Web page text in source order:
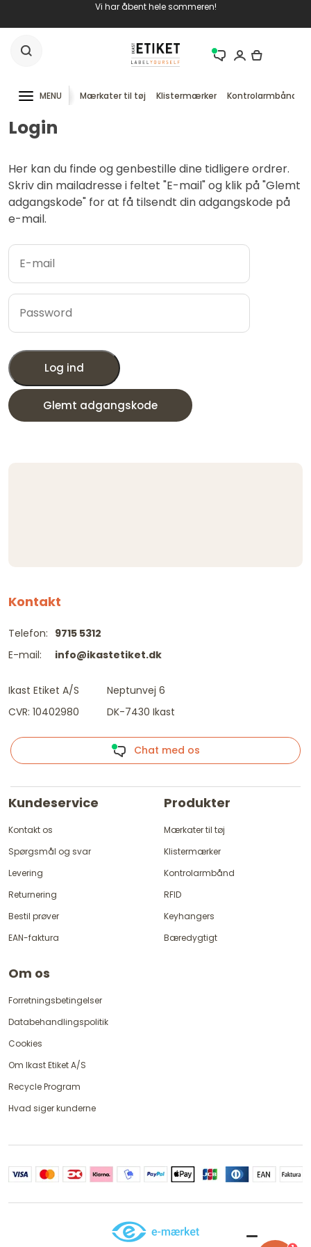
Vi har åbent hele sommeren!
MENU Mærkater til tøj Klistermærker Kontrolarmbånd
Login
Her kan du finde og genbestille dine tidligere ordrer.
Skriv din mailadresse i feltet "E-mail" og klik på "Glemt
adgangskode" for at få tilsendt din adgangskode på
e-mail.
Log ind
Glemt adgangskode
Kontakt
Telefon:
E-mail:
9715 5312
info@ikastetiket.dk
Ikast Etiket A/S
CVR: 10402980
Neptunvej 6
DK-7430 Ikast
Chat med os
Kundeservice
Kontakt os
Spørgsmål og svar
Levering
Returnering
Bestil prøver
EAN-faktura
Produkter
Mærkater til tøj
Klistermærker
Kontrolarmbånd
RFID
Keyhangers
Bæredygtigt
Om os
Forretningsbetingelser
Databehandlingspolitik
Cookies
Om Ikast Etiket A/S
Recycle Program
Hvad siger kunderne